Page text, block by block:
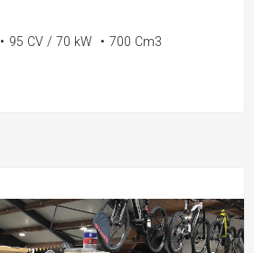
• 95 CV / 70 kW • 700 Cm3